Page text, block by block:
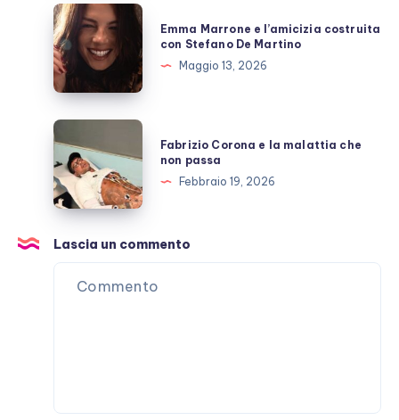
allo
scoperto
Emma
Marrone
e
l’amicizia
costruita
con
Stefano
De
Martino
Emma Marrone e l’amicizia costruita
con Stefano De Martino
Maggio 13, 2026
Fabrizio
Corona
e
la
malattia
che
non
passa
Fabrizio Corona e la malattia che
non passa
Febbraio 19, 2026
Lascia un commento